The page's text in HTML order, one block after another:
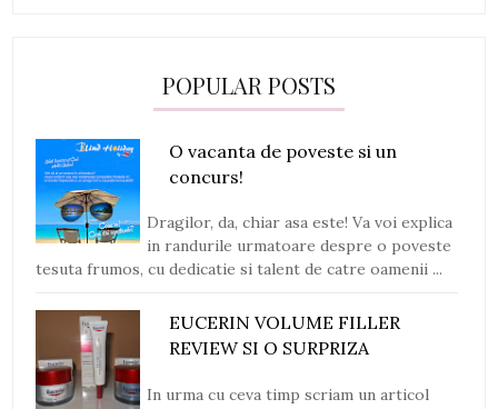
POPULAR POSTS
O vacanta de poveste si un
concurs!
Dragilor, da, chiar asa este! Va voi explica
in randurile urmatoare despre o poveste
tesuta frumos, cu dedicatie si talent de catre oamenii ...
EUCERIN VOLUME FILLER
REVIEW SI O SURPRIZA
In urma cu ceva timp scriam un articol